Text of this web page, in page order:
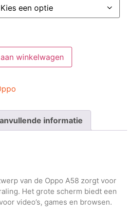
winkelwagen
informatie
van de Oppo A58 zorgt voor
Het grote scherm biedt een
video’s, games en browsen.